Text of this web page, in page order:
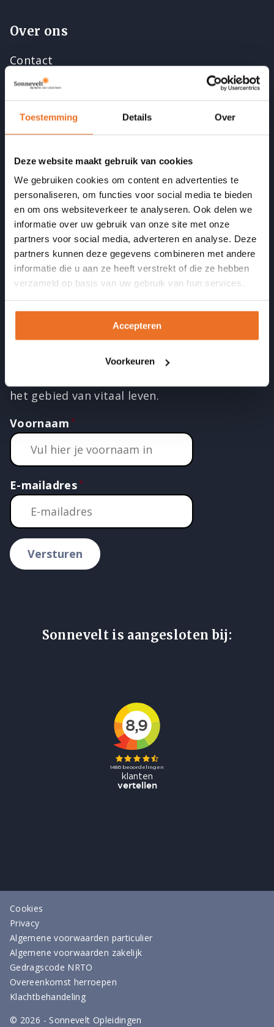
Toestemming Details Over
Deze website maakt gebruik van cookies
We gebruiken cookies om content en advertenties te
personaliseren, om functies voor social media te bieden
en om ons websiteverkeer te analyseren. Ook delen we
informatie over uw gebruik van onze site met onze
partners voor social media, adverteren en analyse. Deze
partners kunnen deze gegevens combineren met andere
informatie die u aan ze heeft verstrekt of die ze hebben
verzameld op basis van uw gebruik van hun services.
Accepteren
Voorkeuren
Over ons
Contact
Open dagen
Docenten
Acties
Blijf op de hoogte
LinkedIN
Instagram
Facebook
TwitterYouTube
Meld je aan en ontvang twee
keer per maand een inspirerende
mail met interessante artikelen,
het gebied van vitaal leven.
Voornaam
E-mailadres
Versturen
Sonnevelt is aangesloten bij:
Cookies
Privacy
Algemene voorwaarden particulier
Algemene voorwaarden zakelijk
Gedragscode NRTO
Overeenkomst herroepen
Klachtbehandeling
© 2026 - Sonnevelt Opleidingen